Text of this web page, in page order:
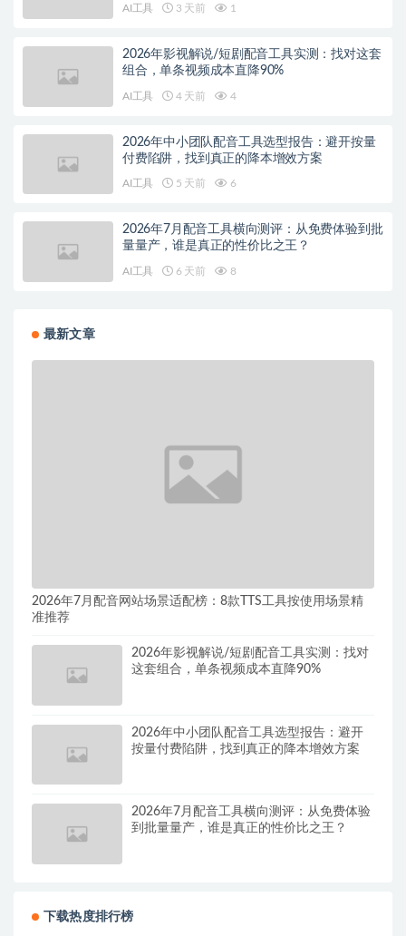
AI工具 3 天前 1
2026年影视解说/短剧配音工具实测：找对这套
组合，单条视频成本直降90%
AI工具 4 天前 4
2026年中小团队配音工具选型报告：避开按量
付费陷阱，找到真正的降本增效方案
AI工具 5 天前 6
2026年7月配音工具横向测评：从免费体验到批
量量产，谁是真正的性价比之王？
AI工具 6 天前 8
最新文章
2026年7月配音网站场景适配榜：8款TTS工具按使用场景精
准推荐
2026年影视解说/短剧配音工具实测：找对
这套组合，单条视频成本直降90%
2026年中小团队配音工具选型报告：避开
按量付费陷阱，找到真正的降本增效方案
2026年7月配音工具横向测评：从免费体验
到批量量产，谁是真正的性价比之王？
下载热度排行榜